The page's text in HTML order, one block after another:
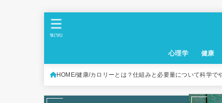
心理学 健康
MENU
HOME 健康 カロリーとは？仕組みと必要量について科学で